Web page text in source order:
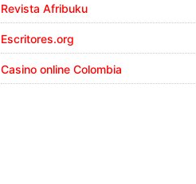
Revista Afribuku
Escritores.org
Casino online Colombia